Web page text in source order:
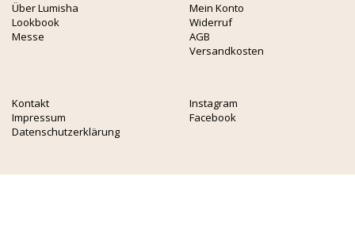
Über Lumisha
Lookbook
Messe
Mein Konto
Widerruf
AGB
Versandkosten
Kontakt
Impressum
Datenschutzerklärung
Instagram
Facebook